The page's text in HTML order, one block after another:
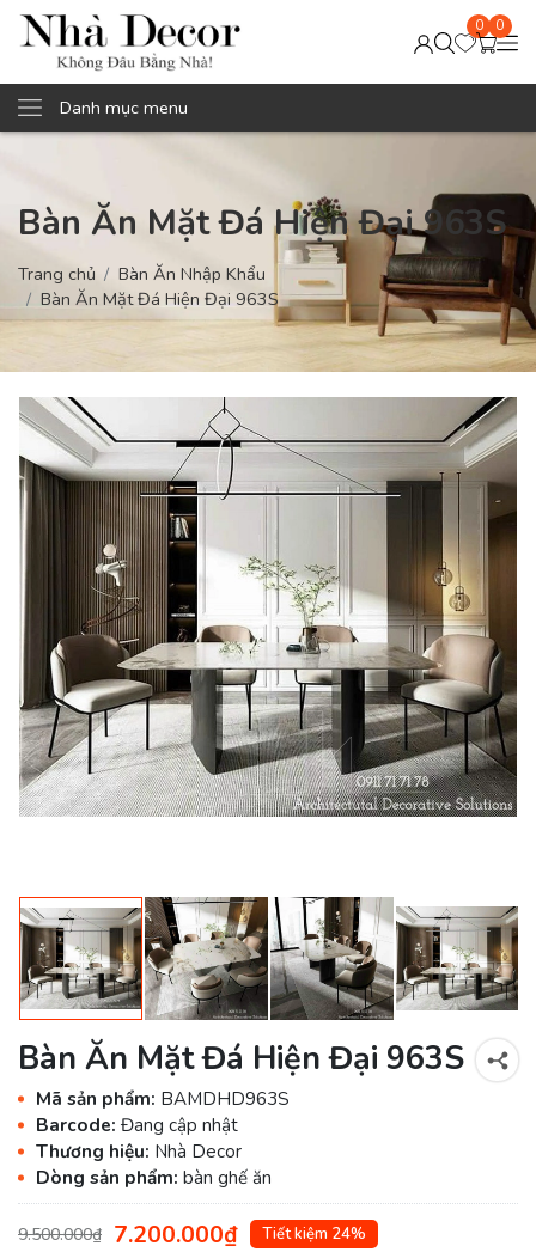
0 0
Danh mục menu
Bàn Ăn Mặt Đá Hiện Đại 963S
Trang chủ
Bàn Ăn Nhập Khẩu
Bàn Ăn Mặt Đá Hiện Đại 963S
Bàn Ăn Mặt Đá Hiện Đại 963S
Mã sản phẩm: BAMDHD963S
Barcode: Đang cập nhật
Thương hiệu: Nhà Decor
Dòng sản phẩm: bàn ghế ăn
9.500.000₫ 7.200.000₫ Tiết kiệm 24%